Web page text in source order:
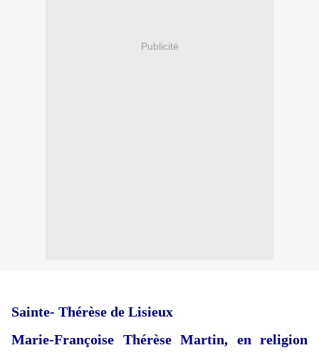
Publicité
Sainte- Thérèse de Lisieux
Marie-Françoise Thérèse Martin, en religion